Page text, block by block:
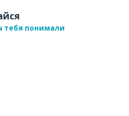
тебя понимали